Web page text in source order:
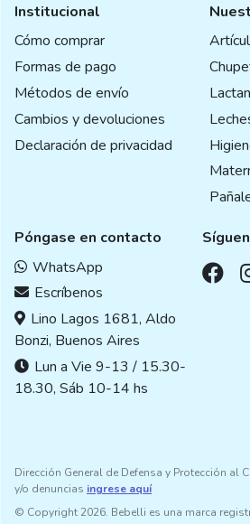
Institucional
Cómo comprar
Formas de pago
Métodos de envío
Cambios y devoluciones
Declaración de privacidad
Póngase en contacto
WhatsApp
Escríbenos
Lino Lagos 1681, Aldo
Bonzi, Buenos Aires
Lun a Vie 9-13 / 15.30-
18.30, Sáb 10-14 hs
Dirección General de Defensa y Protección al
y/o denuncias ingrese aquí
© Copyright 2026. Bebelli es una marca